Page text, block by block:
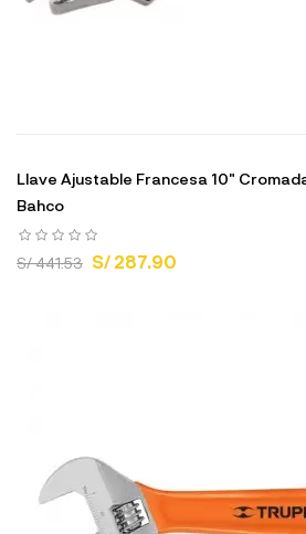
Llave Ajustable Francesa 10"
Bahco
S/ 441.53 S/ 287.90